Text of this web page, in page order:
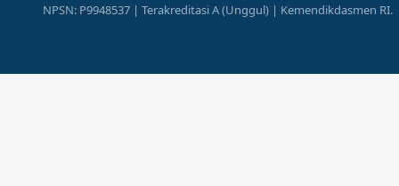
NPSN: P9948537 | Terakreditasi A (Unggul) | Kemendikdasmen RI.